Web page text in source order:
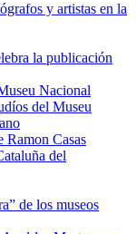
y artistas en la
la publicación
Nacional
del Museu
Ramon Casas
del
de los museos